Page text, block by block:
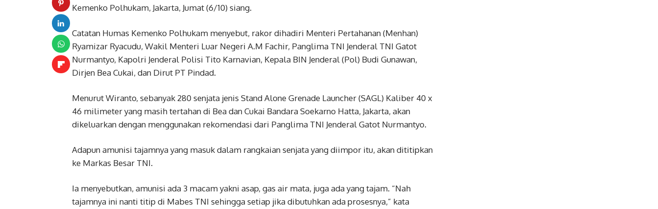
Kemenko Polhukam, Jakarta, Jumat (6/10) siang.
Catatan Humas Kemenko Polhukam menyebut, rakor dihadiri Menteri Pertahanan (Menhan)
Ryamizar Ryacudu, Wakil Menteri Luar Negeri A.M Fachir, Panglima TNI Jenderal TNI Gatot
Nurmantyo, Kapolri Jenderal Polisi Tito Karnavian, Kepala BIN Jenderal (Pol) Budi Gunawan,
Dirjen Bea Cukai, dan Dirut PT Pindad.
Menurut Wiranto, sebanyak 280 senjata jenis Stand Alone Grenade Launcher (SAGL) Kaliber 40 x
46 milimeter yang masih tertahan di Bea dan Cukai Bandara Soekarno Hatta, Jakarta, akan
dikeluarkan dengan menggunakan rekomendasi dari Panglima TNI Jenderal Gatot Nurmantyo.
Adapun amunisi tajamnya yang masuk dalam rangkaian senjata yang diimpor itu, akan dititipkan
ke Markas Besar TNI.
Ia menyebutkan, amunisi ada 3 macam yakni asap, gas air mata, juga ada yang tajam. “Nah
tajamnya ini nanti titip di Mabes TNI sehingga setiap jika dibutuhkan ada prosesnya,” kata